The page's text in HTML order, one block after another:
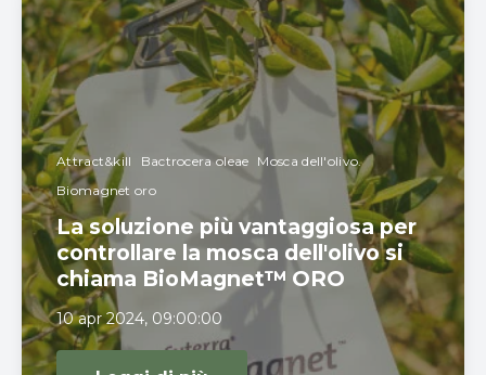
Attract&kill Bactrocera oleae Mosca dell'olivo.
Biomagnet oro
La soluzione più vantaggiosa per
controllare la mosca dell'olivo si
chiama BioMagnet™ ORO
10 apr 2024, 09:00:00